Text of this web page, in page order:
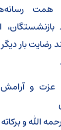
همت
بار
عزت و
الله و برکاته